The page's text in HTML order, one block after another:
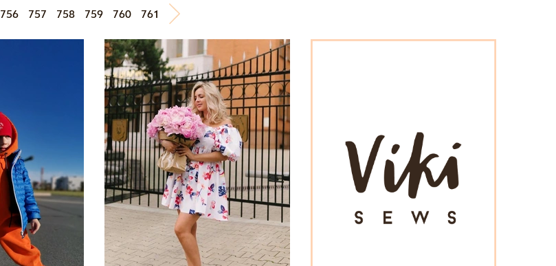
756 757 758 759 760 761